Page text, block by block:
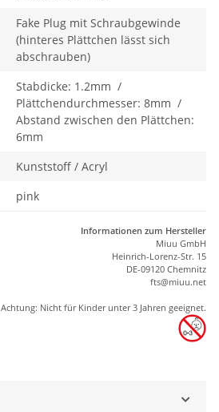
Fake Plug mit Schraubgewinde
(hinteres Plättchen lässt sich
abschrauben)
Stabdicke: 1.2mm /
Plättchendurchmesser: 8mm /
Abstand zwischen den Plättchen:
6mm
Kunststoff / Acryl
pink
Informationen zum Hersteller
Miuu GmbH
Heinrich-Lorenz-Str. 15
DE-09120 Chemnitz
fts@miuu.net
Achtung: Nicht für Kinder unter 3 Jahren geeignet.